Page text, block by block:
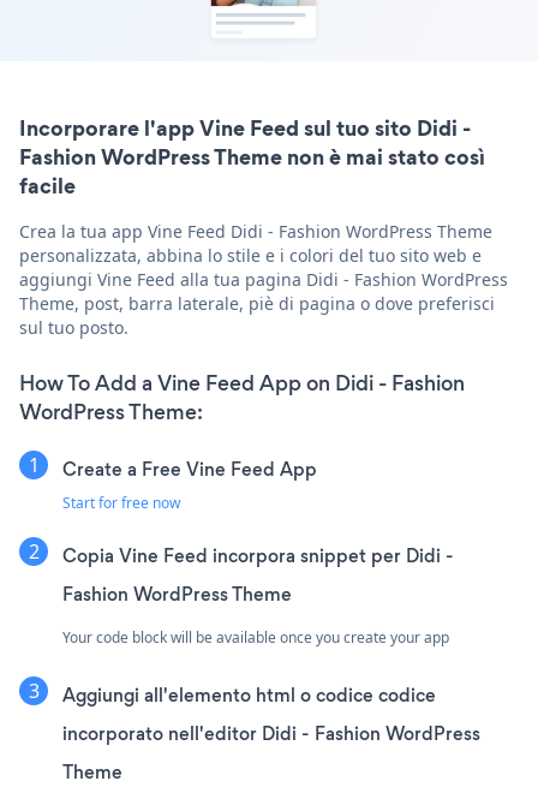
Incorporare l'app Vine Feed sul tuo sito Didi -
Fashion WordPress Theme non è mai stato così
facile
Crea la tua app Vine Feed Didi - Fashion WordPress Theme
personalizzata, abbina lo stile e i colori del tuo sito web e
aggiungi Vine Feed alla tua pagina Didi - Fashion WordPress
Theme, post, barra laterale, piè di pagina o dove preferisci
sul tuo posto.
How To Add a Vine Feed App on Didi - Fashion
WordPress Theme:
Create a Free Vine Feed App
Start for free now
Copia Vine Feed incorpora snippet per Didi -
Fashion WordPress Theme
Your code block will be available once you create your app
Aggiungi all'elemento html o codice codice
incorporato nell'editor Didi - Fashion WordPress
Theme